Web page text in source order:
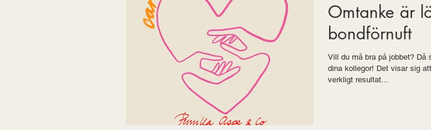
Omtanke är
bondförnuft
Vill du må bra på jobbet? Då
dina kollegor! Det visar sig
verkligt resultat...